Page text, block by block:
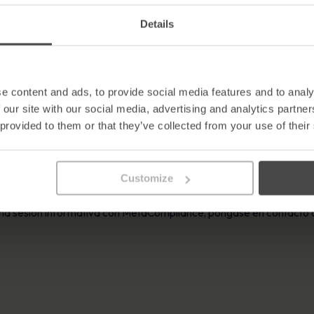
Details
content and ads, to provide social media features and to
site with our social media, advertising and analytics
to them or that they’ve collected from your use of
Customize
y soluciones nuevas e innovadoras para transmitir el
el diseño sonoro, los gráficos en movimiento y la tipografía
creativo e innovador en el desarrollo de cada guión.»
éxito para la empresa, que ha visto cómo duplicaba su
nuevos clientes importantes en todo el mundo.
productos, la empresa abrirá en breve su primera oficina en
sesión informativa con MetaCompliance, póngase en contacto